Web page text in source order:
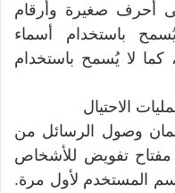
أحرف صغيرة وأرقام
باستخدام أسماء
لا يُسمح باستخدام
الاحتيال
وصول الرسائل من
تفويض للأشخاص
المستخدم لأول مرة.